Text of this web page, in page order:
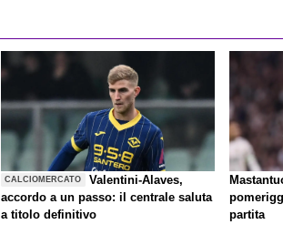
CALCIOMERCATO
Valentini-Alaves,
accordo a un passo: il centrale saluta
a titolo definitivo
partita